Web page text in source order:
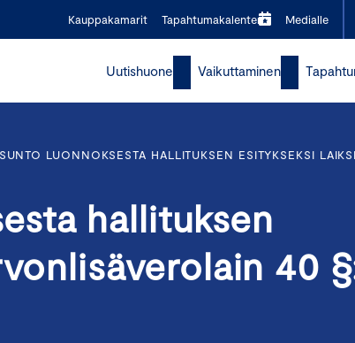
Kauppakamarit Tapahtumakalenteri Medialle
Uutishuone Vaikuttaminen
LUONNOKSESTA HALLITUKSEN ESITYKSEKSI
hallituksen
40